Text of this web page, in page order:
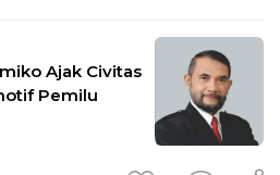
Ajak Civitas
Pemilu